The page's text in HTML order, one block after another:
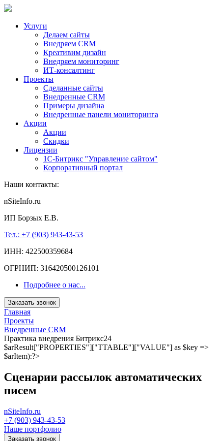
Услуги
Делаем сайты
Внедряем CRM
Креативим дизайн
Внедряем мониторинг
ИТ-консалтинг
Проекты
Сделанные сайты
Внедренные CRM
Примеры дизайна
Внедренные панели мониторинга
Акции
Акции
Скидки
Лицензии
1С-Битрикс "Управление сайтом"
Корпоративный портал
Наши контакты:
nSiteInfo.ru
ИП Борзых Е.В.
Тел.: +7 (903) 943-43-53
ИНН: 422500359684
ОГРНИП: 316420500126101
Подробнее о нас...
Заказать звонок
Главная
Проекты
Внедренные CRM
Практика внедрения Битрикс24
$arResult["PROPERTIES"]["TTABLE"]["VALUE"] as $key =>
$arItem):?>
Сценарии рассылок автоматических
писем
nSiteInfo.ru
+7 (903) 943-43-53
Наше портфолио
Заказать звонок